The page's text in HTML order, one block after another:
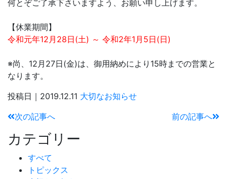
何とぞご了承下さいますよう、お願い申し上げます。
【休業期間】
令和元年12月28日(土) ～ 令和2年1月5日(日)
※尚、12月27日(金)は、御用納めにより15時までの営業と
なります。
投稿日｜2019.12.11 大切なお知らせ
次の記事へ
前の記事へ
カテゴリー
すべて
トピックス